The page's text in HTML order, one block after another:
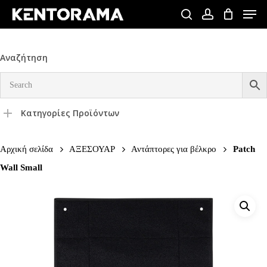
Skip
content
searchaccount
Menu
Αναζήτηση
Κατηγορίες Προϊόντων
Αρχική σελίδα ΑΞΕΣΟΥΑΡ Αντάπτορες για βέλκρο
Patch
Wall Small